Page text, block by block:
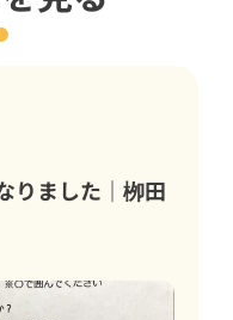
となり大変満足